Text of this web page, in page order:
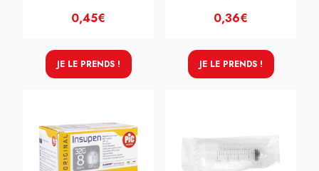
0,45€
JE LE PRENDS !
0,36€
JE LE PRENDS !